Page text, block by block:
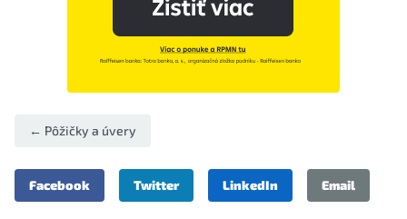
← Pôžičky a úvery
Facebook Twitter LinkedIn Email